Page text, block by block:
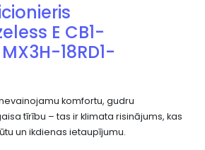
E CB1-
18RD1-
komfortu, gudru
tīrību – tas ir klimata risinājums, kas
un ikdienas ietaupījumu.